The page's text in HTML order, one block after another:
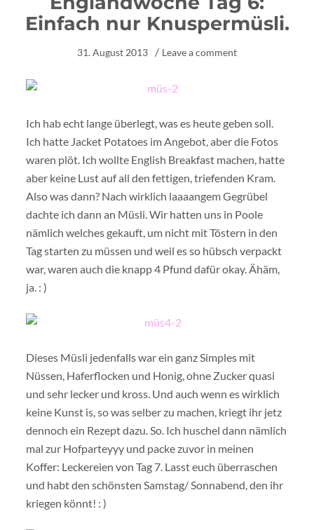
Einfach nur Knuspermüsli.
31. August 2013 Leave a comment
Ich hab echt lange überlegt, was es heute geben soll.
Ich hatte Jacket Potatoes im Angebot, aber die Fotos
waren plöt. Ich wollte English Breakfast machen, hatte
aber keine Lust auf all den fettigen, triefenden Kram.
Also was dann? Nach wirklich laaaangem Gegrübel
dachte ich dann an Müsli. Wir hatten uns in Poole
nämlich welches gekauft, um nicht mit Töstern in den
Tag starten zu müssen und weil es so hübsch verpackt
war, waren auch die knapp 4 Pfund dafür okay. Ähäm,
ja. : )
Dieses Müsli jedenfalls war ein ganz Simples mit
Nüssen, Haferflocken und Honig, ohne Zucker quasi
und sehr lecker und kross. Und auch wenn es wirklich
keine Kunst is, so was selber zu machen, kriegt ihr jetz
dennoch ein Rezept dazu. So. Ich huschel dann nämlich
mal zur Hofparteyyy und packe zuvor in meinen
Koffer: Leckereien von Tag 7. Lasst euch überraschen
und habt den schönsten Samstag/ Sonnabend, den ihr
kriegen könnt! : )